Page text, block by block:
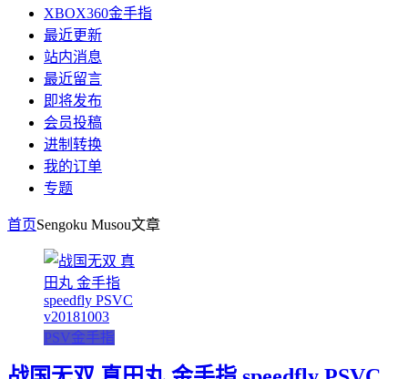
XBOX360金手指
最近更新
站内消息
最近留言
即将发布
会员投稿
进制转换
我的订单
专题
首页Sengoku Musou文章
PSV金手指